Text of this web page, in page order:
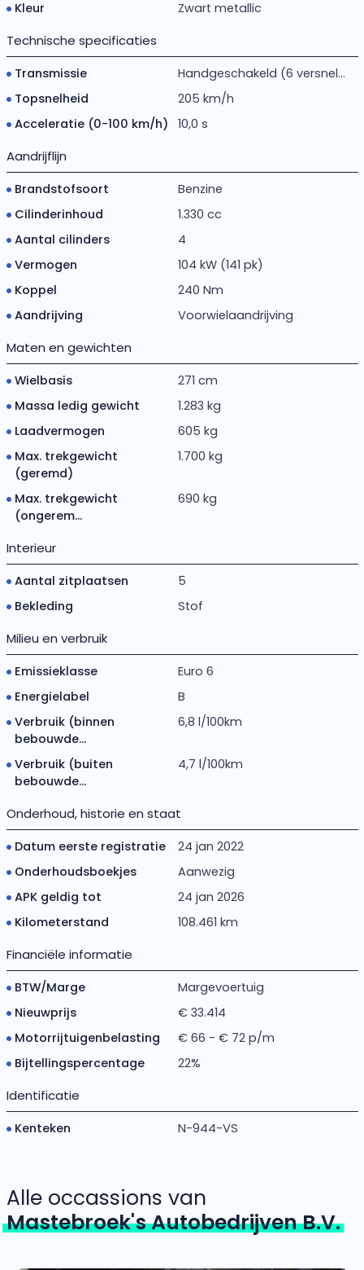
Kleur Zwart metallic
Technische specificaties
Transmissie
Handgeschakeld (6 versnel...
Topsnelheid
205 km/h
Acceleratie (0-100 km/h)
10,0 s
Aandrijflijn
Brandstofsoort
Benzine
Cilinderinhoud
1.330 cc
Aantal cilinders
4
Vermogen
104 kW (141 pk)
Koppel
240 Nm
Aandrijving
Voorwielaandrijving
Maten en gewichten
Wielbasis
271 cm
Massa ledig gewicht
1.283 kg
Laadvermogen
605 kg
Max. trekgewicht
(geremd)
1.700 kg
Max. trekgewicht
(ongerem...
690 kg
Interieur
Aantal zitplaatsen
5
Bekleding
Stof
Milieu en verbruik
Emissieklasse
Euro 6
Energielabel
B
Verbruik (binnen
bebouwde...
6,8 l/100km
Verbruik (buiten
bebouwde...
4,7 l/100km
Onderhoud, historie en staat
Datum eerste registratie
24 jan 2022
Onderhoudsboekjes
Aanwezig
APK geldig tot
24 jan 2026
Kilometerstand
108.461 km
Financiële informatie
BTW/Marge
Margevoertuig
Nieuwprijs
€ 33.414
Motorrijtuigenbelasting
€ 66 - € 72 p/m
Bijtellingspercentage
22%
Identificatie
Kenteken N-944-VS
Alle occassions van
Mastebroek's Autobedrijven B.V.